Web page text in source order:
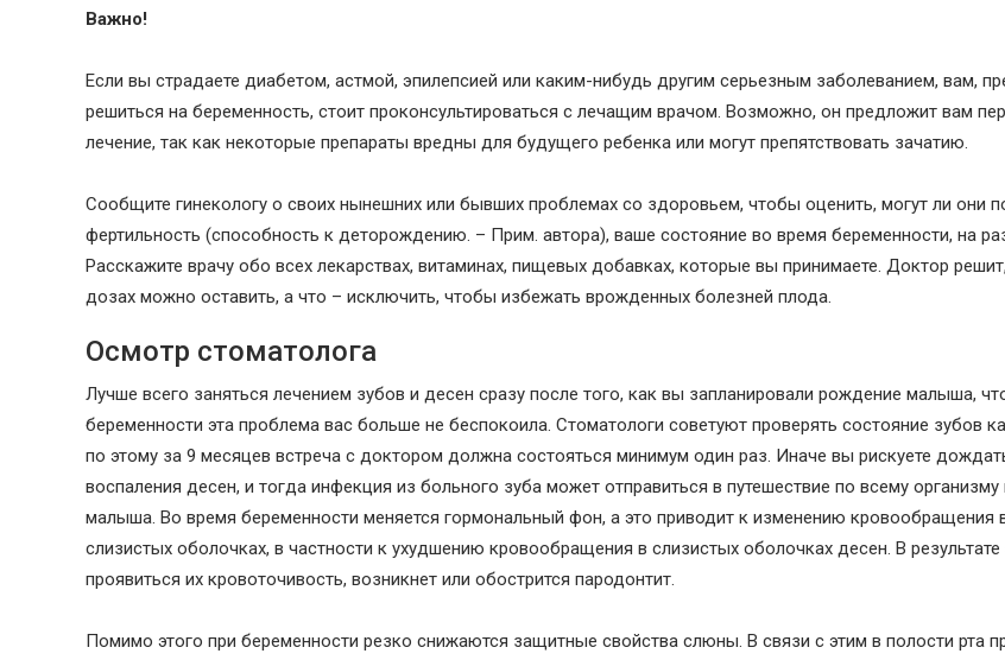
Важно!
Если вы страдаете диабетом, астмой, эпилепсией или каким-нибудь другим серьезным заболеванием, вам,
решиться на беременность, стоит проконсультироваться с лечащим врачом. Возможно, он предложит вам
лечение, так как некоторые препараты вредны для будущего ребенка или могут препятствовать зачатию.
Сообщите гинекологу о своих нынешних или бывших проблемах со здоровьем, чтобы оценить, могут ли они
фертильность (способность к деторождению. – Прим. автора), ваше состояние во время беременности, на
Расскажите врачу обо всех лекарствах, витаминах, пищевых добавках, которые вы принимаете. Доктор
дозах можно оставить, а что – исключить, чтобы избежать врожденных болезней плода.
Осмотр стоматолога
Лучше всего заняться лечением зубов и десен сразу после того, как вы запланировали рождение малыша,
беременности эта проблема вас больше не беспокоила. Стоматологи советуют проверять состояние зубов
по этому за 9 месяцев встреча с доктором должна состояться минимум один раз. Иначе вы рискуете
воспаления десен, и тогда инфекция из больного зуба может отправиться в путешествие по всему
малыша. Во время беременности меняется гормональный фон, а это приводит к изменению кровообращения
слизистых оболочках, в частности к ухудшению кровообращения в слизистых оболочках десен. В
проявиться их кровоточивость, возникнет или обострится пародонтит.
Помимо этого при беременности резко снижаются защитные свойства слюны. В связи с этим в полости рта